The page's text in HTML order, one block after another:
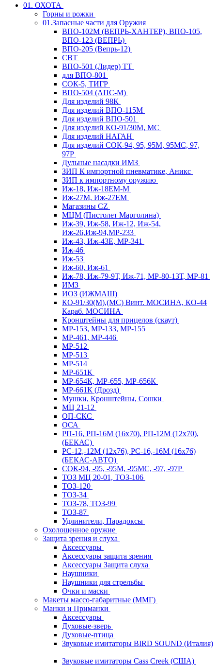
01. ОХОТА
Горны и рожки
01.Запасные части для Оружия
ВПО-102М (ВЕПРЬ-ХАНТЕР), ВПО-105,
ВПО-123 (ВЕПРЬ)
ВПО-205 (Вепрь-12)
СВТ
ВПО-501 (Лидер) ТТ
для ВПО-801
СОК-5, ТИГР
ВПО-504 (АПС-М)
Для изделий 98К
Для изделий ВПО-115М
Для изделий ВПО-501
Для изделий КО-91/30М, МС
Для изделий НАГАН
Для изделий СОК-94, 95, 95М, 95МС, 97,
97Р
Дульные насадки ИМЗ
ЗИП К импортной пневматике, Аникс
ЗИП к импортному оружию
Иж-18, Иж-18ЕМ-М
Иж-27М, Иж-27ЕМ
Магазины CZ
МЦМ (Пистолет Марголина)
Иж-39, Иж-58, Иж-12, Иж-54,
Иж-26,Иж-94,МР-233
Иж-43, Иж-43Е, МР-341
Иж-46
Иж-53
Иж-60, Иж-61
Иж-78, Иж-79-9Т, Иж-71, МР-80-13Т, МР-81
ИМЗ
ИОЗ (ИЖМАШ)
КО-91/30(М),(МС) Винт. МОСИНА, КО-44
Караб. МОСИНА
Кронштейны для прицелов (скаут)
МР-153, МР-133, МР-155
МР-461, МР-446
МР-512
МР-513
МР-514
МР-651К
МР-654К, МР-655, МР-656К
МР-661К (Дрозд)
Мушки, Кронштейны, Сошки
МЦ 21-12
ОП-СКС
ОСА
РП-16, РП-16М (16х70), РП-12М (12х70),
(БЕКАС)
РС-12,-12М (12х76), РС-16,-16М (16х76)
(БЕКАС-АВТО)
СОК-94, -95, -95М, -95МС, -97, -97Р
ТОЗ МЦ 20-01, ТОЗ-106
ТОЗ-120
ТОЗ-34
ТОЗ-78, ТОЗ-99
ТОЗ-87
Удлинители, Парадоксы
Охолощенное оружие
Защита зрения и слуха
Аксессуары
Аксессуары защита зрения
Аксессуары Защита слуха
Наушники
Наушники для стрельбы
Очки и маски
Макеты массо-габаритные (ММГ)
Манки и Приманки
Аксессуары
Духовые-зверь
Духовые-птица
Звуковые имитаторы BIRD SOUND (Италия)
Звуковые имитаторы Cass Creek (США)